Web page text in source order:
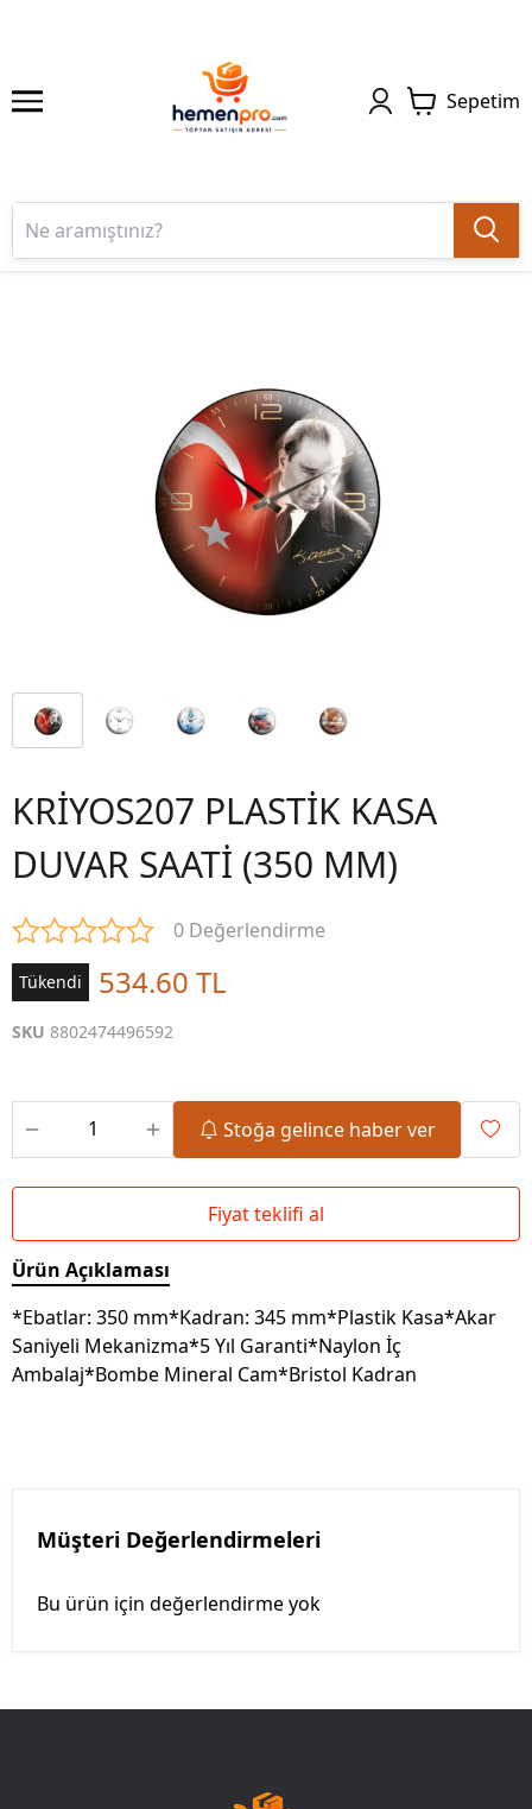
Sepetim
KRİYOS207 PLASTİK KASA
DUVAR SAATİ (350 MM)
0 Değerlendirme
Tükendi 534.60 TL
SKU 8802474496592
Stoğa gelince haber ver
Fiyat teklifi al
Ürün Açıklaması
*Ebatlar: 350 mm*Kadran: 345 mm*Plastik Kasa*Akar
Saniyeli Mekanizma*5 Yıl Garanti*Naylon İç
Ambalaj*Bombe Mineral Cam*Bristol Kadran
Müşteri Değerlendirmeleri
Bu ürün için değerlendirme yok